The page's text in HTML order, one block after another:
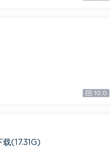
10.0
(17.31G)